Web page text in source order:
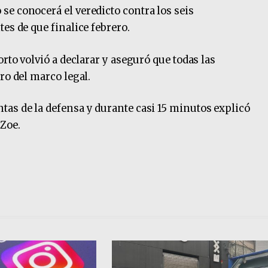
conocerá el veredicto contra los seis
de que finalice febrero.
volvió a declarar y aseguró que todas las
del marco legal.
de la defensa y durante casi 15 minutos explicó